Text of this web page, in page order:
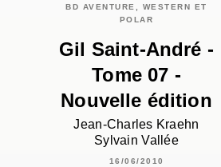
BD AVENTURE, WESTERN ET
POLAR
Gil Saint-André -
Tome 07 -
Nouvelle édition
Jean-Charles Kraehn
Sylvain Vallée
16/06/2010